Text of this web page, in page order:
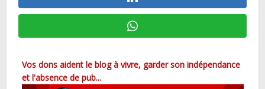
Vos dons aident le blog à vivre, garder son indépendance
et l'absence de pub...